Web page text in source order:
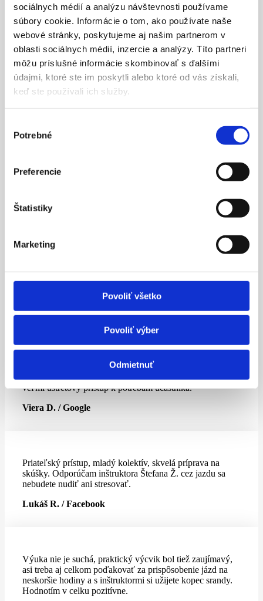
sociálnych médií a analýzu návštevnosti používame
súbory cookie. Informácie o tom, ako používate naše
webové stránky, poskytujeme aj našim partnerom v
oblasti sociálnych médií, inzercie a analýzy. Títo partneri
môžu príslušné informácie skombinovať s ďalšími
údajmi, ktoré ste im poskytli alebo ktoré od vás získali,
keď ste používali ich služby.
súhlasu
Potrebné
Preferencie
Štatistiky
Marketing
Povoliť všetko
Povoliť výber
Odmietnuť
S výberom autoškoly som spokojná, aj napriek corone
trval výcvik veľmi krátko. A ďakujem inštruktorovi
Števovi Židekovi, kvôli ktorému boli jazdy pre mňa
zábavou ????
Aneta / Google
som sa rozhodnúť nemohla. Teória ale predovšetkým
jazdy s inštruktorom boli vždy v pohode, bez stresu
R D / Google
môjmu inštruktorovi Mariánovi Murárikovi za trpezlivosť,
profesionálny prístup, perfektnú prípravu a veľa dobrých
Alžbeta V. / Google
Táto autoškola je naozaj výborná. Sú tu veľmi
profesionálni školitelia aj inštruktori. Odporúčam, je tu
veľmi ústretový prístup k potrebám účastníka.
Viera D. / Google
Priateľský prístup, mladý kolektív, skvelá príprava na
skúšky. Odporúčam inštruktora Štefana Ž. cez jazdu sa
nebudete nudiť ani stresovať.
Lukáš R. / Facebook
Výuka nie je suchá, praktický výcvik bol tiež zaujímavý,
asi treba aj celkom poďakovať za prispôsobenie jázd na
neskoršie hodiny a s inštruktormi si užijete kopec srandy.
Hodnotím v celku pozitívne.